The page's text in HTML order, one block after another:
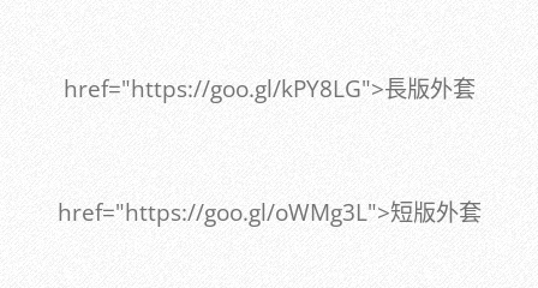
href="https://goo.gl/kPY8LG">長版外套
href="https://goo.gl/oWMg3L">短版外套